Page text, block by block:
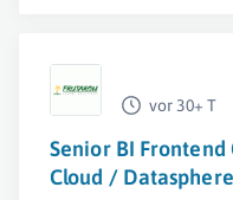
vor 30+ T
Senior BI Frontend
Cloud /